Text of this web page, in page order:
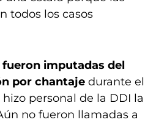
todos los casos
fueron imputadas del
por chantaje durante el
personal de la DDI la
no fueron llamadas a